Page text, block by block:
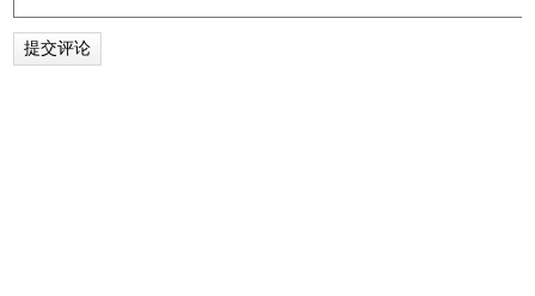
6、打字效果 Power Mode II
装逼指数：☆☆☆☆☆